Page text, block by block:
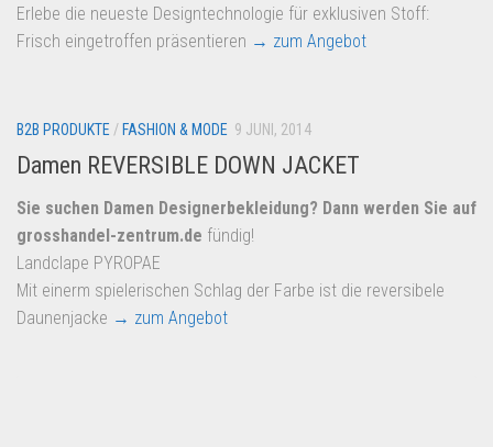
Erlebe die neueste Designtechnologie für exklusiven Stoff:
Frisch eingetroffen präsentieren → zum Angebot
B2B PRODUKTE / FASHION & MODE 9 JUNI, 2014
Damen REVERSIBLE DOWN JACKET
Sie suchen Damen Designerbekleidung? Dann werden Sie auf
grosshandel-zentrum.de fündig!
Landclape PYROPAE
Mit einerm spielerischen Schlag der Farbe ist die reversibele
Daunenjacke → zum Angebot